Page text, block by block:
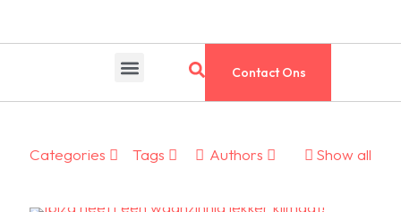
Contact Ons
Categories Tags Authors Show all